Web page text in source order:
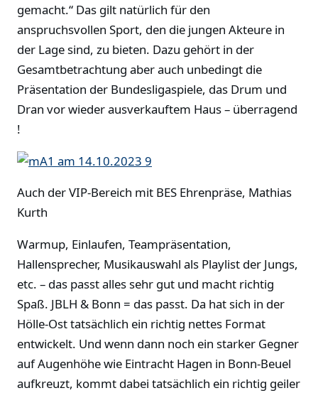
gemacht.“ Das gilt natürlich für den
anspruchsvollen Sport, den die jungen Akteure in
der Lage sind, zu bieten. Dazu gehört in der
Gesamtbetrachtung aber auch unbedingt die
Präsentation der Bundesligaspiele, das Drum und
Dran vor wieder ausverkauftem Haus – überragend
!
Auch der VIP-Bereich mit BES Ehrenpräse, Mathias
Kurth
Warmup, Einlaufen, Teampräsentation,
Hallensprecher, Musikauswahl als Playlist der Jungs,
etc. – das passt alles sehr gut und macht richtig
Spaß. JBLH & Bonn = das passt. Da hat sich in der
Hölle-Ost tatsächlich ein richtig nettes Format
entwickelt. Und wenn dann noch ein starker Gegner
auf Augenhöhe wie Eintracht Hagen in Bonn-Beuel
aufkreuzt, kommt dabei tatsächlich ein richtig geiler